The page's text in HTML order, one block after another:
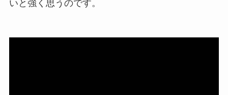
いと強く思うのです。